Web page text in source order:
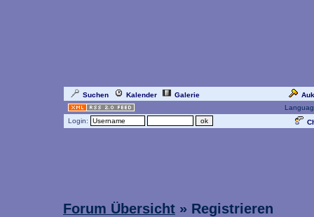
Suchen Kalender Galerie
Login:
Forum Übersicht » Registrieren